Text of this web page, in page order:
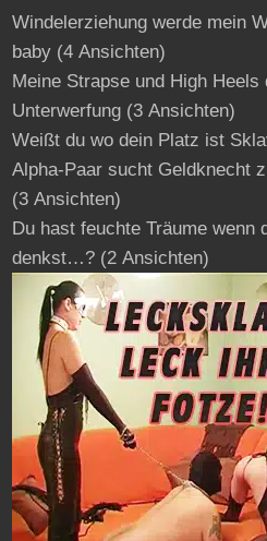
Windelerziehung werde mein
baby(4 Ansichten)
Meine Strapse und High Heels
Unterwerfung(3 Ansichten)
Weißt du wo dein Platz ist
Alpha-Paar sucht Geldknecht
(3 Ansichten)
Du hast feuchte Träume wenn
denkst…?(2 Ansichten)